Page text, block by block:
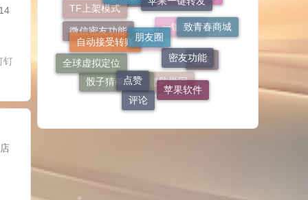
钉
微信多开
运动步数修改
一键转发
虚拟定位
微信密友功能
TF上架模式
致青春商城
密友
消息防撤回
骰子猜拳自定义
全球虚拟定位
自动接受转账
朋友圈
密友功能
苹果软件
评论
点赞